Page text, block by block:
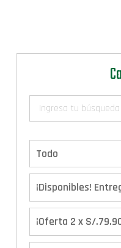
Todo
¡Disponibles!
¡Oferta 2 x S/